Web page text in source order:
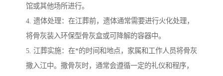
馆或其他场所进行。
4. 遗体处理：在江葬前，遗体通常需要进行火化处理，
将骨灰装入环保型骨灰盒或可降解的容器中。
5. 江葬实施：在*的时间和地点，家属和工作人员将骨灰
撒入江中。撒骨灰时，通常会遵循一定的礼仪和程序，